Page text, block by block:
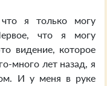
я только могу
что я могу
видение, которое
много лет назад, я
И у меня в руке